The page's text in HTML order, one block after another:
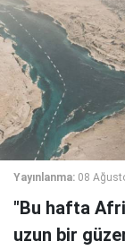
Yayınlanma: 08
"Bu hafta
uzun bir